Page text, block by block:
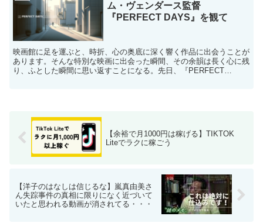
ム・ヴェンダース監督
『PERFECT DAYS』を観て
映画館に足を運ぶと、時折、心の奥底に深く響く作品に出会うことが
あります。そんな特別な映画に出会った瞬間、その余韻は長く心に残
り、ふとした瞬間に思い返すことになる。先日、『PERFECT
【余裕で月1000円は稼げる】TIKTOK
Liteでラクに稼ごう
【洋子のはなしは信じるな】嵐真由美さ
ん失踪事件の真相に限りになく近づいて
いたと思われる動画が消されてる・・・